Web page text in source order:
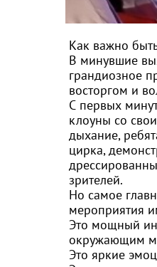
Как важно
В минувшие
грандиозное
восторгом и
С первых
клоуны со
дыхание,
цирка,
зрителей.
Но самое
мероприятия
Это мощный
окружающим
Это яркие